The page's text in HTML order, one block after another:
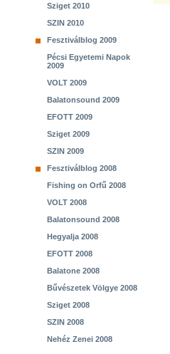
Sziget 2010
SZIN 2010
Fesztiválblog 2009
Pécsi Egyetemi Napok
2009
VOLT 2009
Balatonsound 2009
EFOTT 2009
Sziget 2009
SZIN 2009
Fesztiválblog 2008
Fishing on Orfű 2008
VOLT 2008
Balatonsound 2008
Hegyalja 2008
EFOTT 2008
Balatone 2008
Bűvészetek Völgye 2008
Sziget 2008
SZIN 2008
Nehéz Zenei 2008